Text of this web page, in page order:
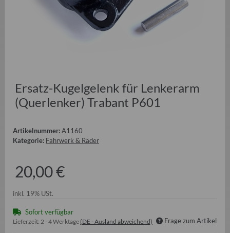
Ersatz-Kugelgelenk für Lenkerarm
(Querlenker) Trabant P601
Artikelnummer:A1160
Kategorie: Fahrwerk & Räder
20,00 €
inkl. 19% USt.
Sofort verfügbar
Lieferzeit: 2 - 4 Werktage (DE - Ausland abweichend) Frage zum Artikel